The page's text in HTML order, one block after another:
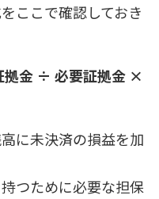
ここで確認しておき
拠金 ÷ 必要証拠金 ×
に未決済の損益を加
つために必要な担保